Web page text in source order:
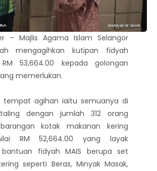
– Majlis Agama Islam Selangor
mengagihkan kutipan fidyah
53,664.00 kepada golongan
memerlukan.
tempat agihan iaitu semuanya di
dengan jumlah 312 orang
kotak makanan kering
RM 52,664.00 yang layak
fidyah MAIS berupa set
seperti Beras, Minyak Masak,